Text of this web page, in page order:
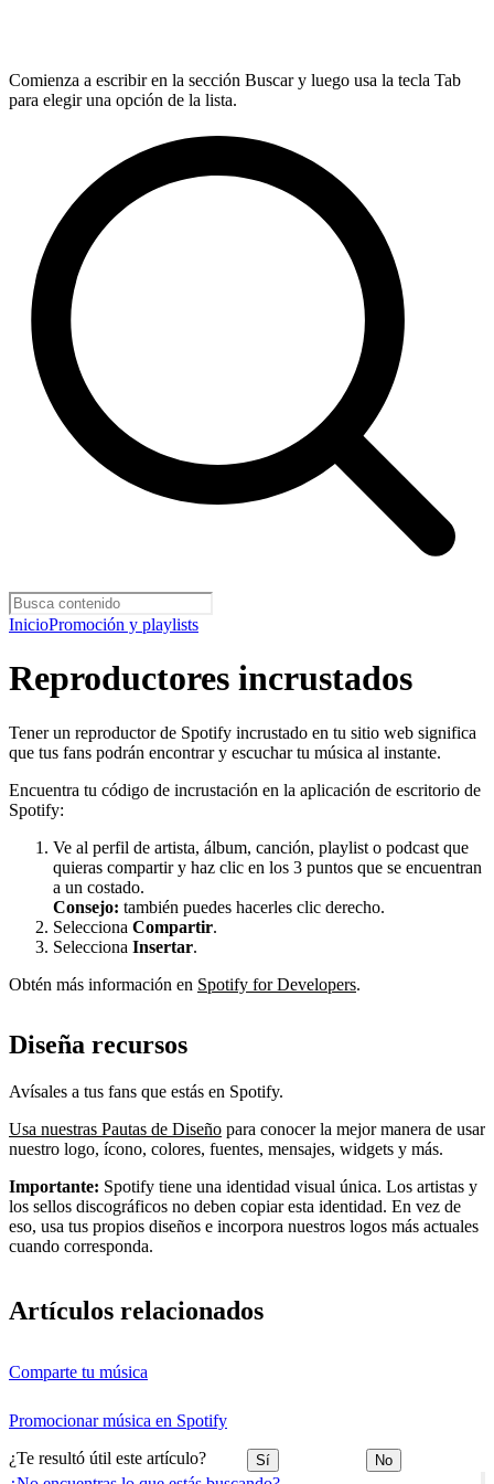
Comienza a escribir en la sección Buscar y luego usa la tecla Tab
para elegir una opción de la lista.
InicioPromoción y playlists
Reproductores incrustados
Tener un reproductor de Spotify incrustado en tu sitio web significa
que tus fans podrán encontrar y escuchar tu música al instante.
Encuentra tu código de incrustación en la aplicación de escritorio de
Spotify:
Ve al perfil de artista, álbum, canción, playlist o podcast que
quieras compartir y haz clic en los 3 puntos que se encuentran
a un costado.
Consejo: también puedes hacerles clic derecho.
Selecciona Compartir.
Selecciona Insertar.
Obtén más información en Spotify for Developers.
Diseña recursos
Avísales a tus fans que estás en Spotify.
Usa nuestras Pautas de Diseño para conocer la mejor manera de usar
nuestro logo, ícono, colores, fuentes, mensajes, widgets y más.
Importante: Spotify tiene una identidad visual única. Los artistas y
los sellos discográficos no deben copiar esta identidad. En vez de
eso, usa tus propios diseños e incorpora nuestros logos más actuales
cuando corresponda.
Artículos relacionados
Comparte tu música
Promocionar música en Spotify
¿Te resultó útil este artículo? Sí No